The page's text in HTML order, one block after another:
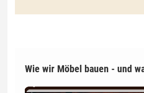
Wie wir Möbel bauen - und